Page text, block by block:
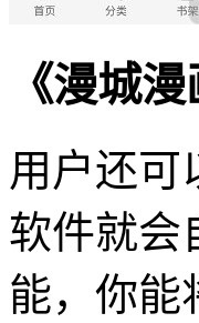
《漫城
用户还可
软件就会
能，你能